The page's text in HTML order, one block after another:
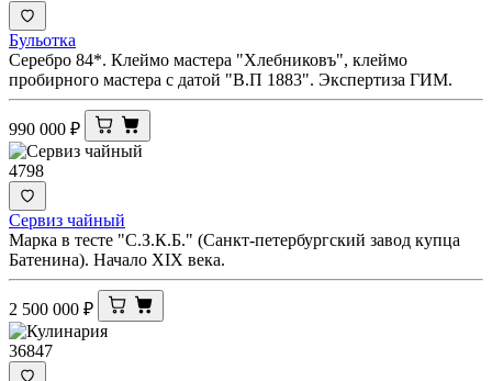
Бульотка
Серебро 84*. Клеймо мастера "Хлебниковъ", клеймо
пробирного мастера с датой "В.П 1883". Экспертиза ГИМ.
990 000 ₽
4798
Сервиз чайный
Марка в тесте "С.З.К.Б." (Санкт-петербургский завод купца
Батенина). Начало XIX века.
2 500 000 ₽
36847